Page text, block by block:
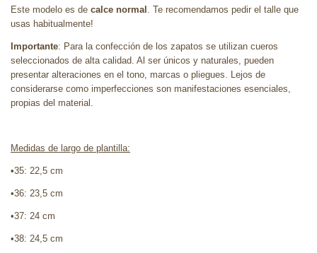
Este modelo es de calce normal . Te recomendamos pedir el talle que
usas habitualmente!
Importante: Para la confección de los zapatos se utilizan cueros
seleccionados de alta calidad. Al ser únicos y naturales, pueden
presentar alteraciones en el tono, marcas o pliegues. Lejos de
considerarse como imperfecciones son manifestaciones esenciales,
propias del material.
Medidas de largo de plantilla:
•35: 22,5 cm
•36: 23,5 cm
•37: 24 cm
•38: 24,5 cm